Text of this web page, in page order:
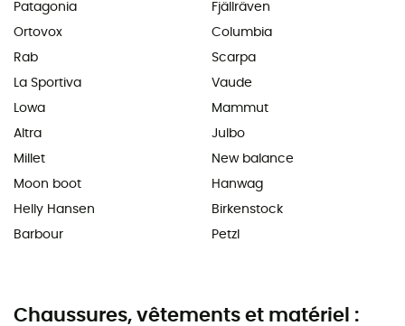
Patagonia
Ortovox
Rab
La Sportiva
Lowa
Altra
Millet
Moon boot
Helly Hansen
Barbour
Fjällräven
Columbia
Scarpa
Vaude
Mammut
Julbo
New balance
Hanwag
Birkenstock
Petzl
Chaussures, vêtements et matériel :